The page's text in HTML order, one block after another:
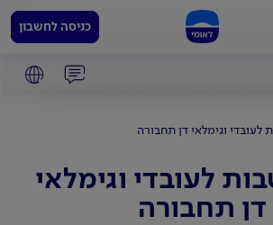
כניסה לחשבון
לעובדי וגימלאי דן תחבורה
לעובדי וגימלאי
דן תחבורה